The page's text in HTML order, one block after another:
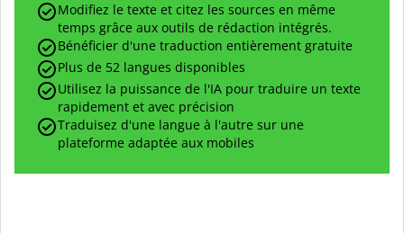
Modifiez le texte et citez les sources en même
temps grâce aux outils de rédaction intégrés.
Bénéficier d'une traduction entièrement gratuite
Plus de 52 langues disponibles
Utilisez la puissance de l'IA pour traduire un texte
rapidement et avec précision
Traduisez d'une langue à l'autre sur une
plateforme adaptée aux mobiles